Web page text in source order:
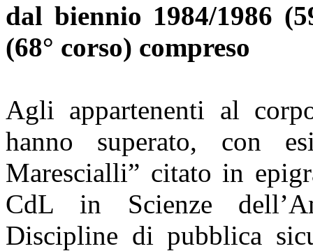
dal biennio 1984/1986
(68° corso) compreso
Agli appartenenti al
hanno superato, con
Marescialli” citato in
CdL in Scienze
Discipline di pubblica